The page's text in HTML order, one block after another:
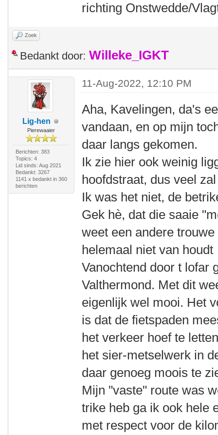
richting Onstwedde/
Zoek
Bedankt door: Willeke_IGKT
Lig-hen
Pierewaaier
Berichten: 383
Topics: 4
Lid sinds: Aug 2021
Bedankt: 3267
1141 x bedankt in 360
berichten
11-Aug-2022, 12:10 PM
Aha, Kavelingen, da's
vandaan, en op mijn
daar langs gekomen.
Ik zie hier ook weinig
hoofdstraat, dus veel
Ik was het niet, de
Gek hè, dat die saaie
weet een andere
helemaal niet van
Vanochtend door t lofar
Valthermond. Met dit
eigenlijk wel mooi. Het
is dat de fietspaden
het verkeer hoef te
het sier-metselwerk in
daar genoeg moois te
Mijn "vaste" route was
trike heb ga ik ook hele
met respect voor de